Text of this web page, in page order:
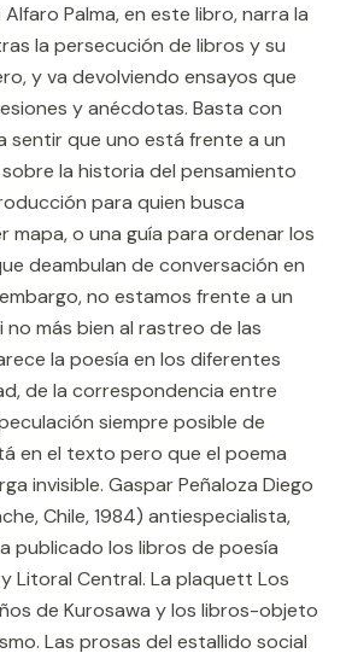
Palma, en este libro, narra la
la persecución de libros y su
y va devolviendo ensayos que
y anécdotas. Basta con
sentir que uno está frente a un
la historia del pensamiento
para quien busca
mapa, o una guía para ordenar los
deambulan de conversación en
no estamos frente a un
no más bien al rastreo de las
la poesía en los diferentes
de la correspondencia entre
siempre posible de
en el texto pero que el poema
invisible. Gaspar Peñaloza Diego
Chile, 1984) antiespecialista,
publicado los libros de poesía
Litoral Central. La plaquett Los
de Kurosawa y los libros-objeto
Las prosas del estallido social